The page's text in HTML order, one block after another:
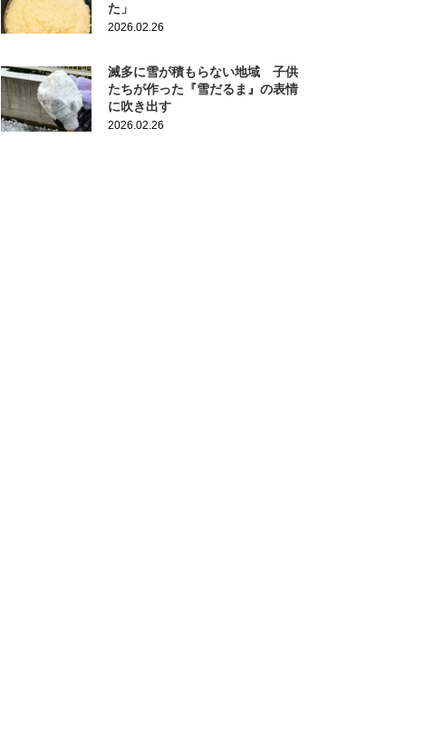
た」
2026.02.26
滅多に雪が積もらない地域 子供
たちが作った『雪だるま』の表情
に吹き出す
2026.02.26